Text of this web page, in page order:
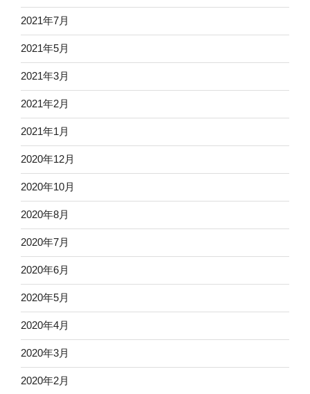
2021年7月
2021年5月
2021年3月
2021年2月
2021年1月
2020年12月
2020年10月
2020年8月
2020年7月
2020年6月
2020年5月
2020年4月
2020年3月
2020年2月